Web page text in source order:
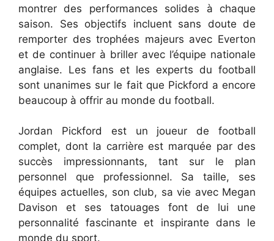
montrer des performances solides à chaque
saison. Ses objectifs incluent sans doute de
remporter des trophées majeurs avec Everton
et de continuer à briller avec l’équipe nationale
anglaise. Les fans et les experts du football
sont unanimes sur le fait que Pickford a encore
beaucoup à offrir au monde du football.
Jordan Pickford est un joueur de football
complet, dont la carrière est marquée par des
succès impressionnants, tant sur le plan
personnel que professionnel. Sa taille, ses
équipes actuelles, son club, sa vie avec Megan
Davison et ses tatouages font de lui une
personnalité fascinante et inspirante dans le
monde du sport.